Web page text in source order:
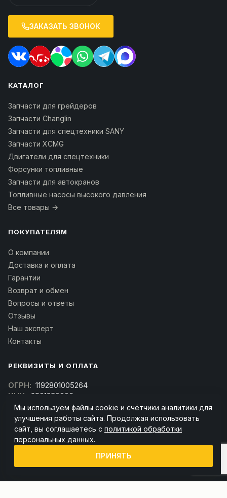
ЗАКАЗАТЬ ЗВОНОК
КАТАЛОГ
Запчасти для грейдеров
Запчасти Changlin
Запчасти для спецтехники SANY
Запчасти XCMG
Двигатели для спецтехники
Форсунки топливные
Запчасти для автокранов
Топливные насосы высокого давления
Все товары →
ПОКУПАТЕЛЯМ
О компании
Доставка и оплата
Гарантии
Возврат и обмен
Вопросы и ответы
Отзывы
Наш эксперт
Контакты
РЕКВИЗИТЫ И ОПЛАТА
ОГРН: 1192801005264
ИНН:
2801250006
КПП: 280101001
Скачать реквизиты в PDF
Договор оферта
Мы используем файлы cookie и счётчики аналитики для
улучшения работы сайта. Продолжая использовать
сайт, вы соглашаетесь с политикой обработки
персональных данных.
ПРИНЯТЬ